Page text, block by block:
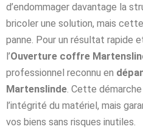
d’endommager davantage la
bricoler une solution, mais
panne. Pour un résultat rapide
l’Ouverture coffre
professionnel reconnu en
Martenslinde. Cette
l’intégrité du matériel, mais
vos biens sans risques inutiles.